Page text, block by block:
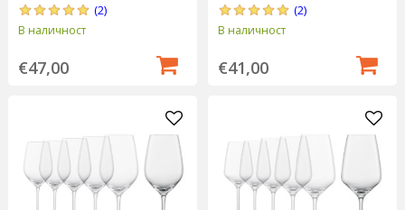
(2)
В наличност
€47,00
(2)
В наличност
€41,00